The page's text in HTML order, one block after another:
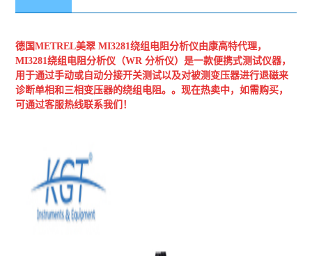
德国METREL美翠 MI3281绕组电阻分析仪由康高特代理，
MI3281绕组电阻分析仪（WR 分析仪）是一款便携式测试仪器，
用于通过手动或自动分接开关测试以及对被测变压器进行退磁来
诊断单相和三相变压器的绕组电阻。。现在热卖中，如需购买，
可通过客服热线联系我们！